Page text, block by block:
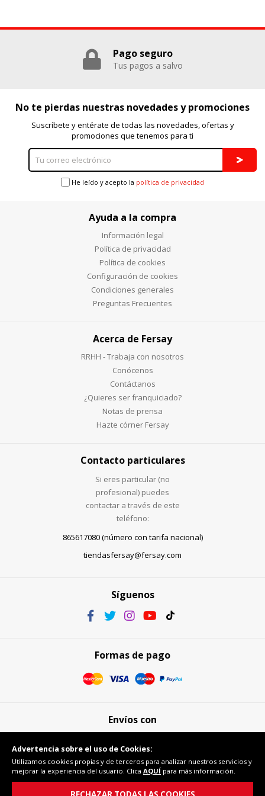
Pago seguro
Tus pagos a salvo
No te pierdas nuestras novedades y promociones
Suscríbete y entérate de todas las novedades, ofertas y
promociones que tenemos para ti
He leído y acepto la política de privacidad
Ayuda a la compra
Información legal
Política de privacidad
Política de cookies
Configuración de cookies
Condiciones generales
Preguntas Frecuentes
Acerca de Fersay
RRHH - Trabaja con nosotros
Conócenos
Contáctanos
¿Quieres ser franquiciado?
Notas de prensa
Hazte córner Fersay
Contacto particulares
Si eres particular (no
profesional) puedes
contactar a través de este
teléfono:
865617080 (número con tarifa nacional)
tiendasfersay@fersay.com
Síguenos
Formas de pago
Envíos con
Compra segura
Advertencia sobre el uso de Cookies:
Utilizamos cookies propias y de terceros para analizar nuestros servicios y
mejorar la experiencia del usuario. Clica AQUÍ para más información.
política de cookies